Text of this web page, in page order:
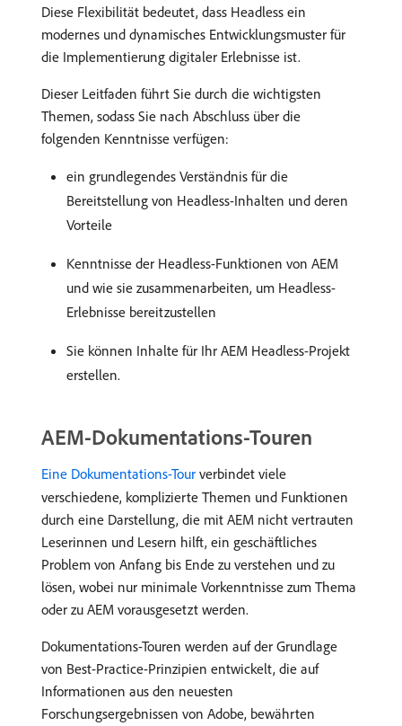
Diese Flexibilität bedeutet, dass Headless ein
modernes und dynamisches Entwicklungsmuster für
die Implementierung digitaler Erlebnisse ist.
Dieser Leitfaden führt Sie durch die wichtigsten
Themen, sodass Sie nach Abschluss über die
folgenden Kenntnisse verfügen:
ein grundlegendes Verständnis für die
Bereitstellung von Headless-Inhalten und deren
Vorteile
Kenntnisse der Headless-Funktionen von AEM
und wie sie zusammenarbeiten, um Headless-
Erlebnisse bereitzustellen
Sie können Inhalte für Ihr AEM Headless-Projekt
erstellen.
AEM-Dokumentations-Touren
Eine Dokumentations-Tour verbindet viele
verschiedene, komplizierte Themen und Funktionen
durch eine Darstellung, die mit AEM nicht vertrauten
Leserinnen und Lesern hilft, ein geschäftliches
Problem von Anfang bis Ende zu verstehen und zu
lösen, wobei nur minimale Vorkenntnisse zum Thema
oder zu AEM vorausgesetzt werden.
Dokumentations-Touren werden auf der Grundlage
von Best-Practice-Prinzipien entwickelt, die auf
Informationen aus den neuesten
Forschungsergebnissen von Adobe, bewährten